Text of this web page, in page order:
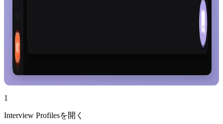
1
Interview Profilesを開く